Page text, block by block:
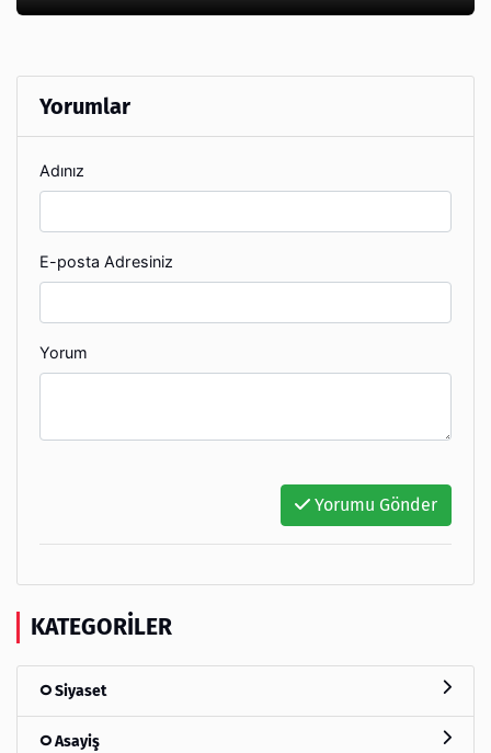
Yorumlar
Adınız
E-posta Adresiniz
Yorum
Yorumu Gönder
KATEGORILER
Siyaset
Asayiş